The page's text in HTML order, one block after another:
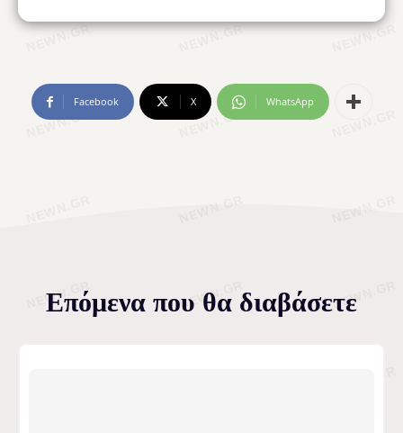
Facebook X WhatsApp
Επόμενα που θα διαβάσετε